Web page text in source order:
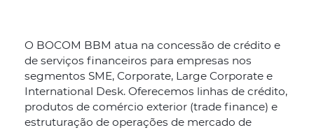
O BOCOM BBM atua na concessão de crédito e
de serviços financeiros para empresas nos
segmentos SME, Corporate, Large Corporate e
International Desk. Oferecemos linhas de crédito,
produtos de comércio exterior (trade finance) e
estruturação de operações de mercado de